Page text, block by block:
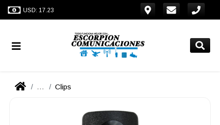
USD: 17.23
... Clips